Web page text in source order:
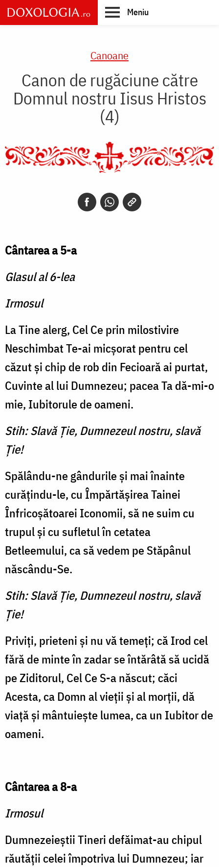
Skip
to
main
Meniu
Canoane
Canon de rugăciune către
Domnul nostru Iisus Hristos
(4)
Cântarea a 5-a
Glasul al 6-lea
Irmosul
La Tine alerg, Cel Ce prin milostivire
Neschimbat Te-ai micşorat pentru cel
căzut şi chip de rob din Fecioară ai purtat,
Cuvinte al lui Dumnezeu; pacea Ta dă-mi-o
mie, Iubitorule de oameni.
Stih: Slavă Ţie, Dumnezeul nostru, slavă
Ţie!
Spălându-ne gândurile şi mai înainte
curăţindu-le, cu Împăr­tăşirea Tainei
Înfricoşătoarei Iconomii, să ne suim cu
trupul şi cu sufletul în cetatea
Betleemului, ca să vedem pe Stăpânul
născându-Se.
Stih: Slavă Ţie, Dumnezeul nostru, slavă
Ţie!
Priviţi, prieteni şi nu vă te­meţi; că Irod cel
fără de minte în zadar se întărâtă să ucidă
pe Ziditorul, Cel Ce S-a născut; căci
Acesta, ca Domn al vieţii şi al morţii, dă
viaţă şi mântuieşte lumea, ca un Iubitor de
oameni.
Cântarea a 8-a
Irmosul
Dumnezeieştii Tineri defăimat-au chipul
răutăţii celei împotriva lui Dumnezeu; iar